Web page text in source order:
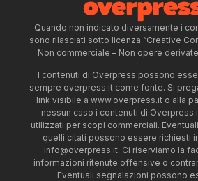
Quando non indicato diversamente i
sono rilasciati sotto licenza “Creative
Non commerciale – Non opere
I contenuti di Overpress possono
sempre overpress.it come fonte. Si
link visibile a www.overpress.it o alla
nessun caso i contenuti di
utilizzati per scopi commerciali.
quelli citati possono essere richiesti
info@overpress.it. Ci riserviamo la
informazioni ritenute offensive o
Eventuali segnalazioni possono